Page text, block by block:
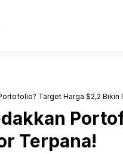
Target Harga $2,2 Bikin
Terpana!